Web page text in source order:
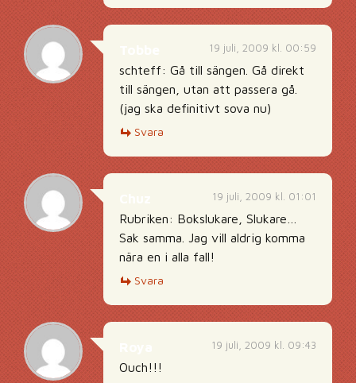
19 juli, 2009 kl. 00:59
schteff: Gå till sängen. Gå direkt
till sängen, utan att passera gå.
(jag ska definitivt sova nu)
Svara
19 juli, 2009 kl. 01:01
Rubriken: Bokslukare, Slukare…
Sak samma. Jag vill aldrig komma
nära en i alla fall!
Svara
19 juli, 2009 kl. 09:43
Ouch!!!